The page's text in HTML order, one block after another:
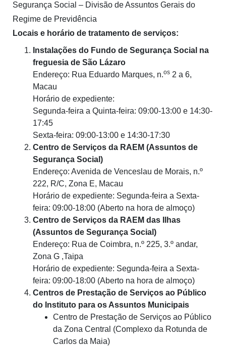
Segurança Social – Divisão de Assuntos Gerais do
Regime de Previdência
Locais e horário de tratamento de serviços:
Instalações do Fundo de Segurança Social na
freguesia de São Lázaro
Endereço: Rua Eduardo Marques, n.os 2 a 6,
Macau
Horário de expediente:
Segunda-feira a Quinta-feira: 09:00-13:00 e 14:30-
17:45
Sexta-feira: 09:00-13:00 e 14:30-17:30
Centro de Serviços da RAEM (Assuntos de
Segurança Social)
Endereço: Avenida de Venceslau de Morais, n.º
222, R/C, Zona E, Macau
Horário de expediente: Segunda-feira a Sexta-
feira: 09:00-18:00 (Aberto na hora de almoço)
Centro de Serviços da RAEM das Ilhas
(Assuntos de Segurança Social)
Endereço: Rua de Coimbra, n.º 225, 3.º andar,
Zona G ,Taipa
Horário de expediente: Segunda-feira a Sexta-
feira: 09:00-18:00 (Aberto na hora de almoço)
Centros de Prestação de Serviços ao Público
do Instituto para os Assuntos Municipais
Centro de Prestação de Serviços ao Público
da Zona Central (Complexo da Rotunda de
Carlos da Maia)